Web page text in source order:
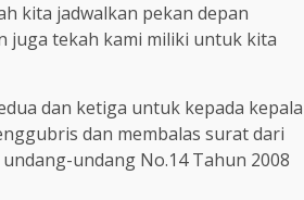
kita jadwalkan pekan depan
juga tekah kami miliki untuk kita
dan ketiga untuk kepada kepala
dan membalas surat dari
undang No.14 Tahun 2008